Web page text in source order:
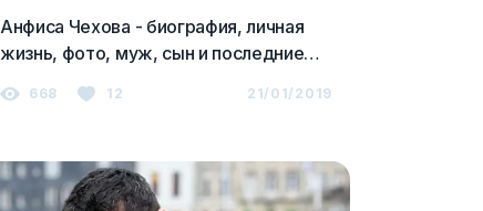
Анфиса Чехова - биография, личная
жизнь, фото, муж, сын и последние
668 12 21/01/2019